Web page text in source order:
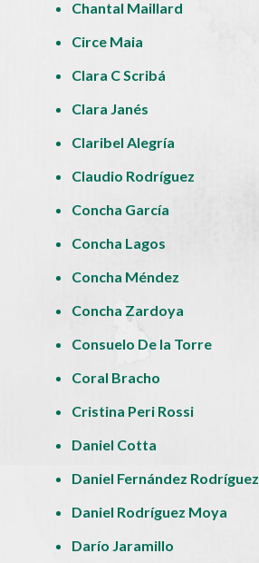
Chantal Maillard
Circe Maia
Clara C Scribá
Clara Janés
Claribel Alegría
Claudio Rodríguez
Concha García
Concha Lagos
Concha Méndez
Concha Zardoya
Consuelo De la Torre
Coral Bracho
Cristina Peri Rossi
Daniel Cotta
Daniel Fernández Rodríguez
Daniel Rodríguez Moya
Darío Jaramillo